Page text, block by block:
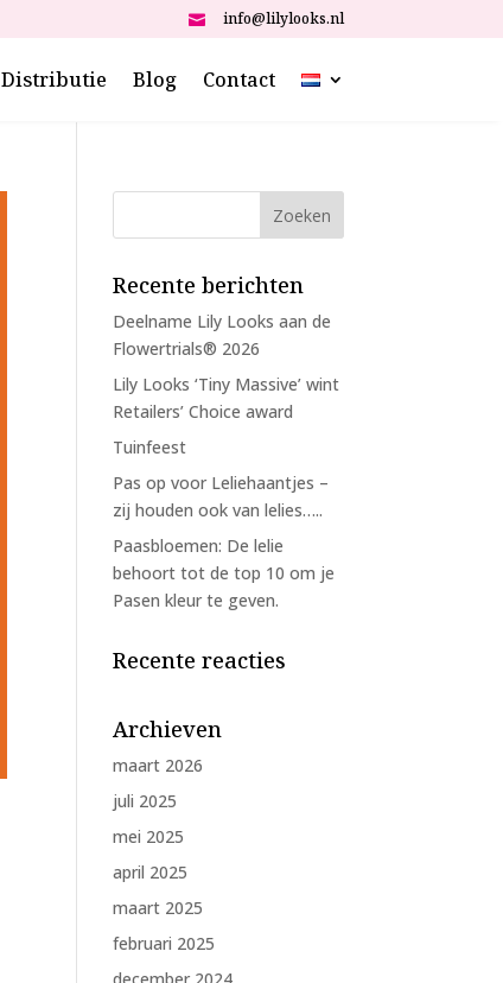
 info@lilylooks.nl
Distributie Blog Contact
Recente berichten
Deelname Lily Looks aan de
Flowertrials® 2026
Lily Looks ‘Tiny Massive’ wint
Retailers’ Choice award
Tuinfeest
Pas op voor Leliehaantjes –
zij houden ook van lelies…..
Paasbloemen: De lelie
behoort tot de top 10 om je
Pasen kleur te geven.
Recente reacties
Archieven
maart 2026
juli 2025
mei 2025
april 2025
maart 2025
februari 2025